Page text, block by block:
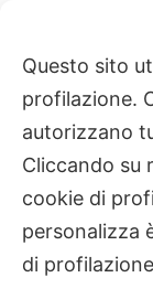
contenuto
Questo sito
profilazione.
autorizzano
Cliccando su
cookie di
personalizza
di